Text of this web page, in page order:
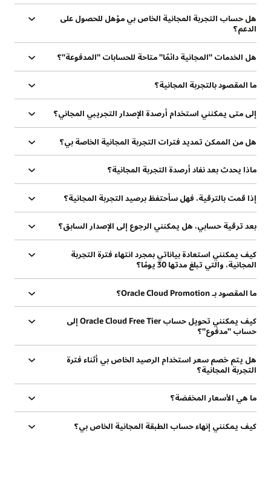
هل حساب التجربة المجانية الخاص بي مؤهل للحصول على
الدعم؟
هل الخدمات "المجانية دائمًا" متاحة للحسابات "المدفوعة"؟
ما المقصود بالتجربة المجانية؟
إلى متى يمكنني استخدام أرصدة الإصدار التجريبي المجاني؟
هل من الممكن تمديد فترات التجربة المجانية الخاصة بي؟
ماذا يحدث بعد نفاد أرصدة التجربة المجانية؟
إذا قمت بالترقية، فهل سأحتفظ برصيد التجربة المجانية؟
بعد ترقية حسابي، هل يمكنني الرجوع إلى الإصدار السابق؟
كيف يمكنني استعادة بياناتي بمجرد انتهاء فترة التجربة
المجانية، والتي تبلغ مدتها 30 يومًا؟
ما المقصود بـ Oracle Cloud Promotion؟
كيف يمكنني تحويل حساب Oracle Cloud Free Tier إلى
حساب "مدفوع"؟
هل يتم خصم سعر استخدام الرصيد الخاص بي أثناء فترة
التجربة المجانية؟
ما هي الأسعار المخفضة؟
كيف يمكنني إنهاء حساب الطبقة المجانية الخاص بي؟